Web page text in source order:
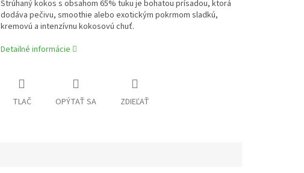
Strúhaný kokos s obsahom 65% tuku je bohatou prísadou, ktorá
dodáva pečivu, smoothie alebo exotickým pokrmom sladkú,
kremovú a intenzívnu kokosovú chuť.
Detailné informácie
TLAČ OPÝTAŤ SA ZDIEĽAŤ